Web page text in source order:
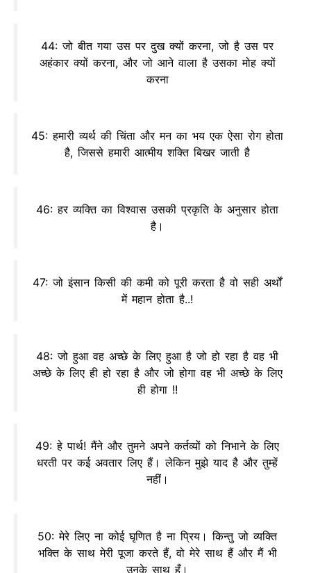
44: जो बीत गया उस पर दुख क्यों करना, जो है उस पर
अहंकार क्यों करना, और जो आने वाला है उसका मोह क्यों
करना
45: हमारी व्यर्थ की चिंता और मन का भय एक ऐसा रोग होता
है, जिससे हमारी आत्मीय शक्ति बिखर जाती है
46: हर व्यक्ति का विश्वास उसकी प्रकृति के अनुसार होता
है।
47: जो इंसान किसी की कमी को पूरी करता है वो सही अर्थों
में महान होता है..!
48: जो हुआ वह अच्छे के लिए हुआ है जो हो रहा है वह भी
अच्छे के लिए ही हो रहा है और जो होगा वह भी अच्छे के लिए
ही होगा !!
49: हे पार्थ! मैंने और तुमने अपने कर्तव्यों को निभाने के लिए
धरती पर कई अवतार लिए हैं। लेकिन मुझे याद है और तुम्हें
नहीं।
50: मेरे लिए ना कोई घृणित है ना प्रिय। किन्तु जो व्यक्ति
भक्ति के साथ मेरी पूजा करते हैं, वो मेरे साथ हैं और मैं भी
उनके साथ हूँ।